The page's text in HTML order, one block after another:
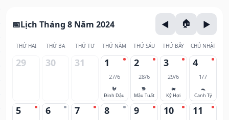
Lịch Tháng 8 Năm 2024
THỨ HAI THỨ BA THỨ TƯ THỨ NĂM THỨ SÁU THỨ BẢY CHỦ NHẬT
29 30 31 1
27/6
🐓
Đinh Dậu
2
28/6
🐕
Mậu Tuất
3
29/6
🐖
Kỷ Hợi
4
1/7
🐀
Canh Tý
5 6 7 8 9 10 11